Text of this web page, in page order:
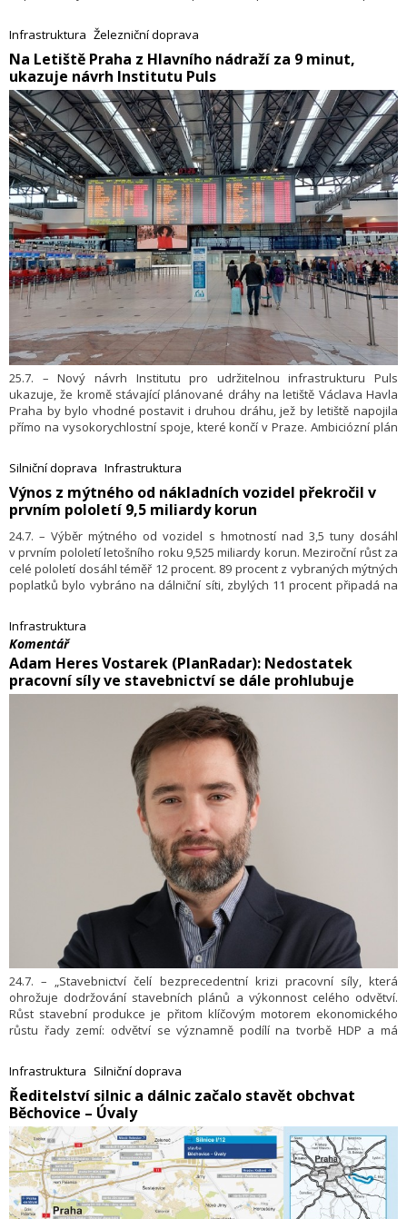
Infrastruktura Železniční doprava
​Na Letiště Praha z Hlavního nádraží za 9 minut,
ukazuje návrh Institutu Puls
25.7. – Nový návrh Institutu pro udržitelnou infrastrukturu Puls
ukazuje, že kromě stávající plánované dráhy na letiště Václava Havla
Praha by bylo vhodné postavit i druhou dráhu, jež by letiště napojila
přímo na vysokorychlostní spoje, které končí v Praze. Ambiciózní plán
pod zem, napojí se na linky metra A a B v zastávce Můstek a dojedou
až do podzemní stanice pod terminálem 1. To vše za 9 minut. Následně
bude trať pokračovat směrem na Kladno a Karlovy Vary, bude tedy
Silniční doprava Infrastruktura
​Výnos z mýtného od nákladních vozidel překročil v
prvním pololetí 9,5 miliardy korun
24.7. – Výběr mýtného od vozidel s hmotností nad 3,5 tuny dosáhl
v prvním pololetí letošního roku 9,525 miliardy korun. Meziroční růst za
celé pololetí dosáhl téměř 12 procent. 89 procent z vybraných mýtných
poplatků bylo vybráno na dálniční síti, zbylých 11 procent připadá na
Infrastruktura
​Komentář
​Adam Heres Vostarek (PlanRadar): Nedostatek
pracovní síly ve stavebnictví se dále prohlubuje
24.7. – „Stavebnictví čelí bezprecedentní krizi pracovní síly, která
ohrožuje dodržování stavebních plánů a výkonnost celého odvětví.
Růst stavební produkce je přitom klíčovým motorem ekonomického
růstu řady zemí: odvětví se významně podílí na tvorbě HDP a má
analýzy McKinsey & Company hrozí, že při zachování současných
trendů stagnující produktivity a nedostatku pracovníků vznikne do
roku 2040 v globálním stavebním sektoru schodek v objemu až
40 bilionů dolarů. Takto významný pokles by měl neblahé dopady
nejen na stavebnictví samotné, ale i na ekonomickou stabilitu zemí a
jejich schopnost reagovat na rostoucí potřebu dostupného bydlení a
infrastruktury. Jak tato alarmující situace konkrétně dopadá na český
trh a jaké inovativní cesty k jejímu řešení se nabízejí.“ Ve svém
komentáři to uvádí Adam Heres Vostarek, regionální manažer
technologické společnosti PlanRadar pro Českou republiku.
Infrastruktura Silniční doprava
​Ředitelství silnic a dálnic začalo stavět obchvat
Běchovice – Úvaly